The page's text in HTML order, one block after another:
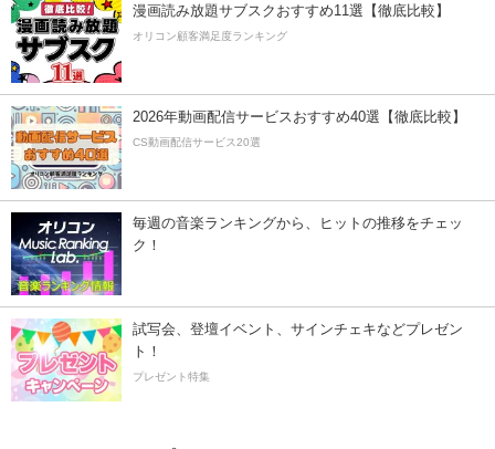
漫画読み放題サブスクおすすめ11選【徹底比較】
オリコン顧客満足度ランキング
2026年動画配信サービスおすすめ40選【徹底比較】
CS動画配信サービス20選
毎週の音楽ランキングから、ヒットの推移をチェッ
ク！
試写会、登壇イベント、サインチェキなどプレゼン
ト！
プレゼント特集